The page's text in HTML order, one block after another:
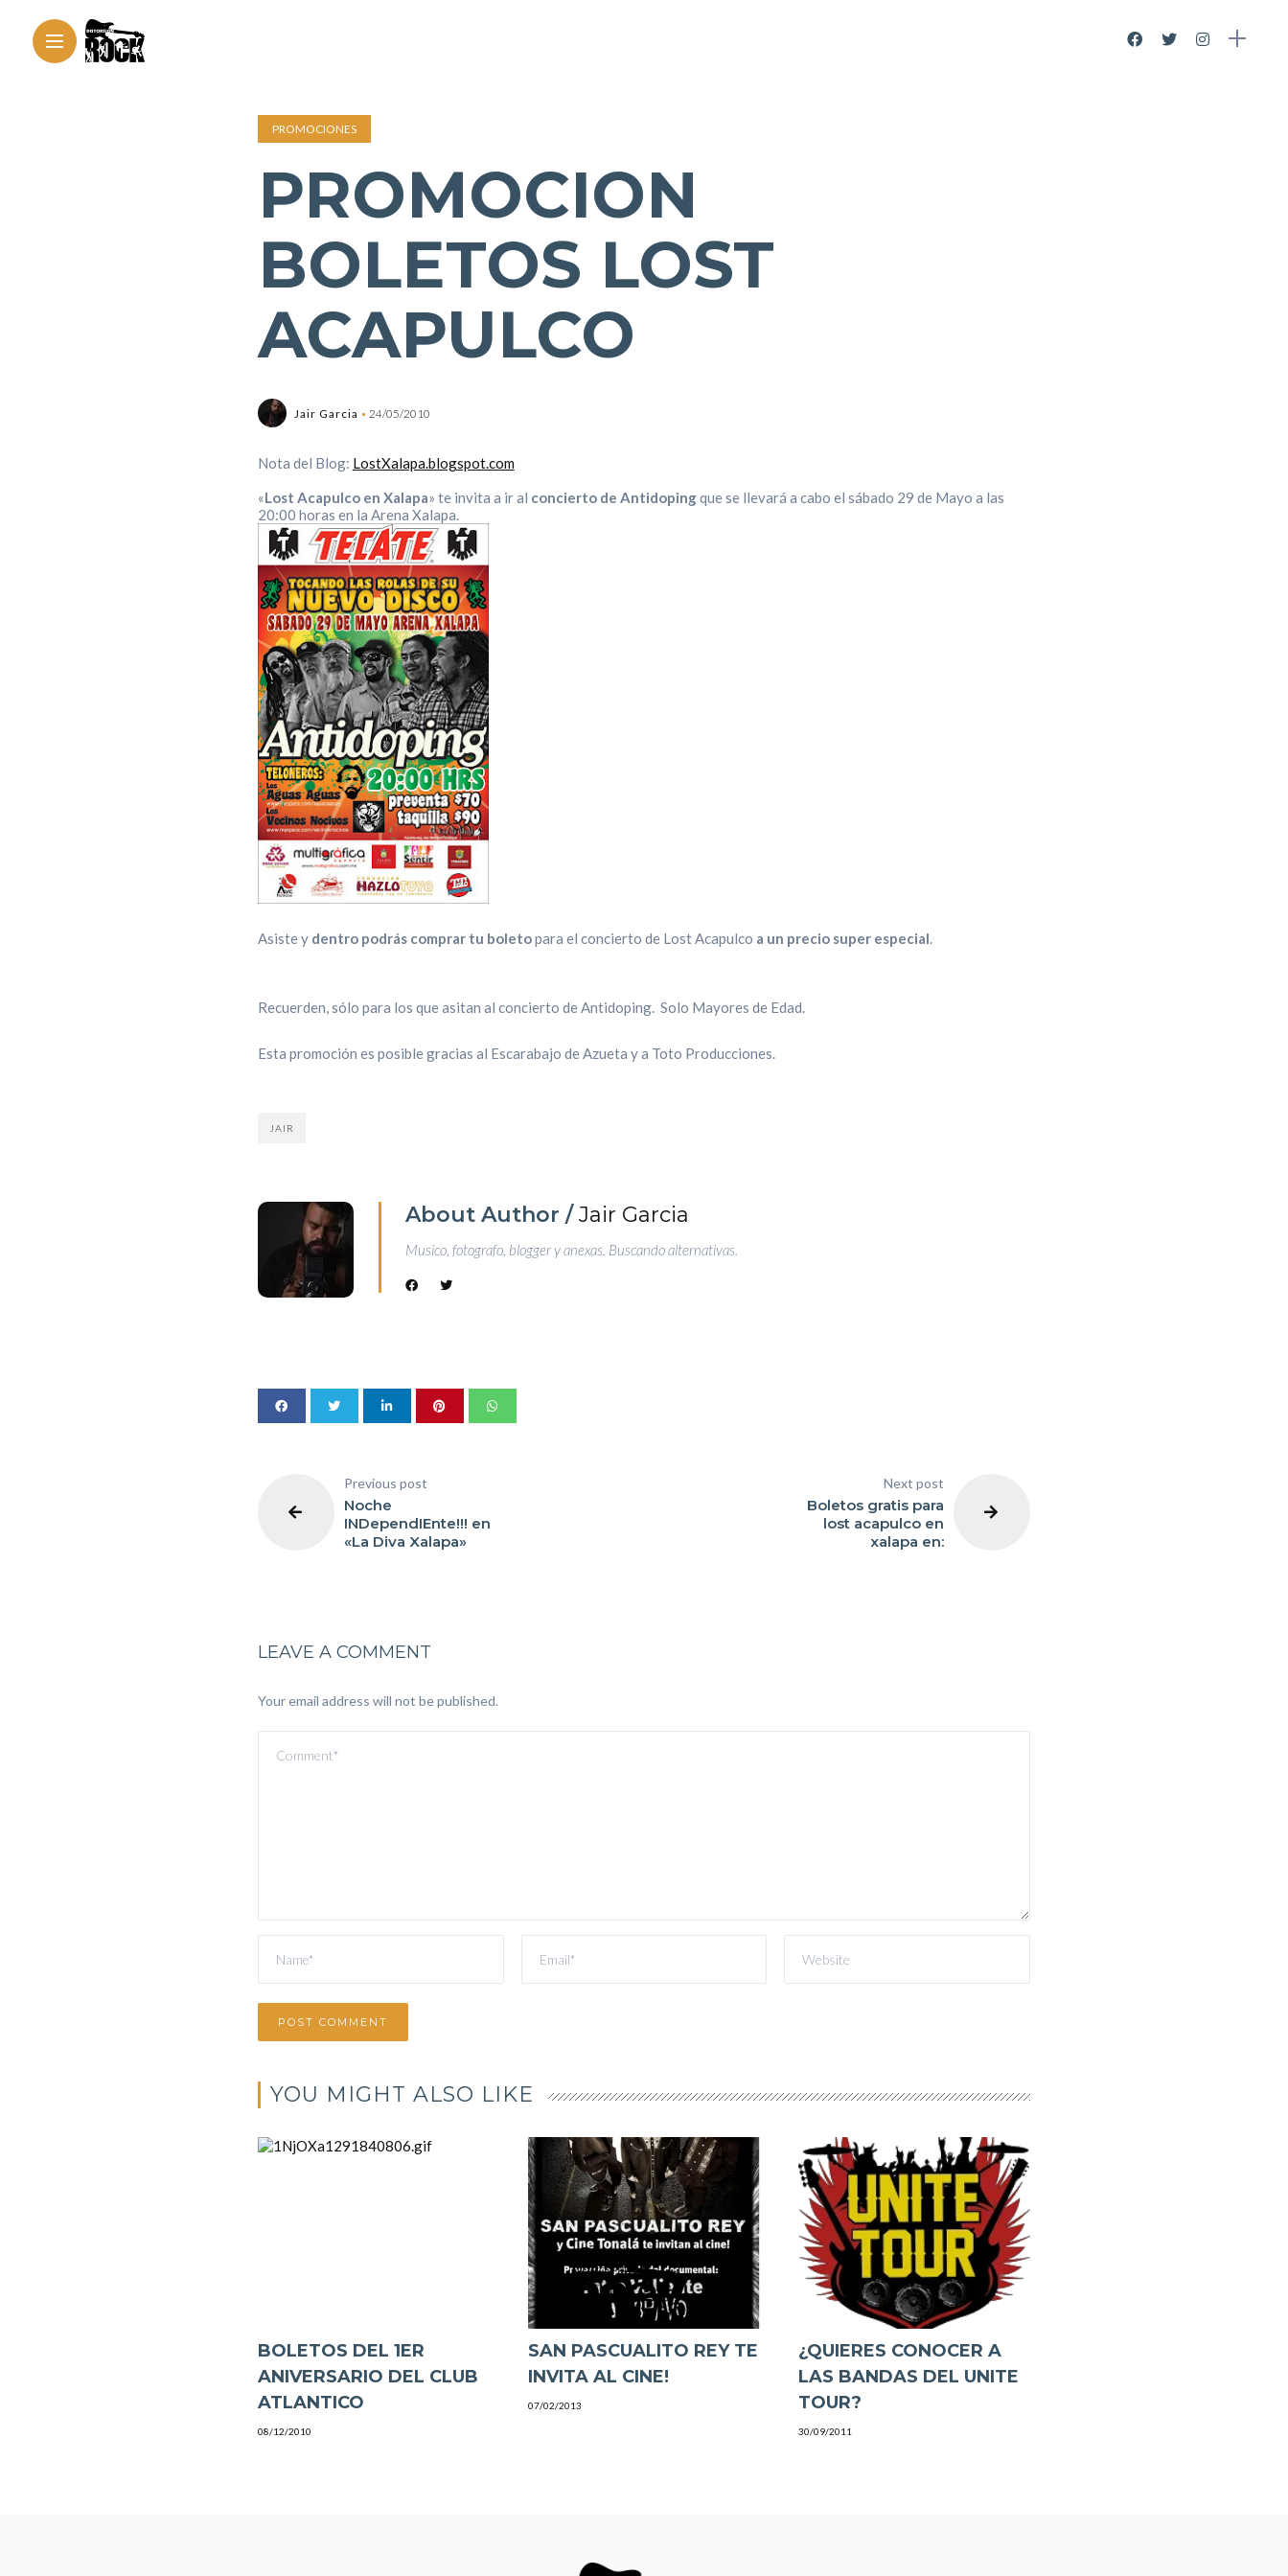
PROMOCIONES
PROMOCION
BOLETOS LOST
ACAPULCO
Jair Garcia 24/05/2010
Nota del Blog: LostXalapa.blogspot.com
«Lost Acapulco en Xalapa» te invita a ir al concierto de Antidopingque se llevará a cabo el sábado 29 de Mayo a las
20:00 horas en la Arena Xalapa.
Asiste y dentro podrás comprar tu boletopara el concierto de Lost Acapulco a un precio super especial.
Recuerden, sólo para los que asitan al concierto de Antidoping. Solo Mayores de Edad.
Esta promoción es posible gracias al Escarabajo de Azueta y a Toto Producciones.
JAIR
About Author /Jair Garcia
Musico, fotografo, blogger y anexas. Buscando alternativas.
Previous post
Noche
INDependIEnte!!! en
«La Diva Xalapa»
Next post
Boletos gratis para
lost acapulco en
xalapa en:
LEAVE A COMMENT
Your email address will not be published.
YOU MIGHT ALSO LIKE
BOLETOS DEL 1ER
ANIVERSARIO DEL CLUB
ATLANTICO
08/12/2010
SAN PASCUALITO REY TE
INVITA AL CINE!
07/02/2013
¿QUIERES CONOCER A
LAS BANDAS DEL UNITE
TOUR?
30/09/2011